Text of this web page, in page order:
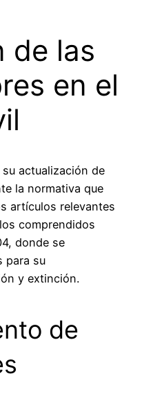
de las
en el
actualización de
la normativa que
artículos relevantes
comprendidos
donde se
para su
y extinción.
de